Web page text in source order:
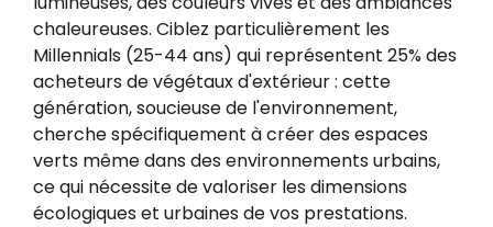
chaleureuses. Ciblez particulièrement les
Millennials (25-44 ans) qui représentent 25% des
acheteurs de végétaux d'extérieur : cette
génération, soucieuse de l'environnement,
cherche spécifiquement à créer des espaces
verts même dans des environnements urbains,
ce qui nécessite de valoriser les dimensions
écologiques et urbaines de vos prestations.